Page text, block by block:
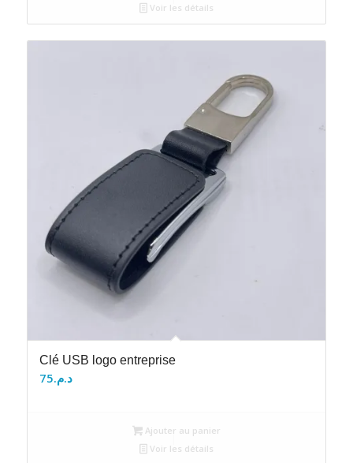
Voir les détails
Clé USB logo entreprise
د.م.75
Ajouter au panier
Voir les détails